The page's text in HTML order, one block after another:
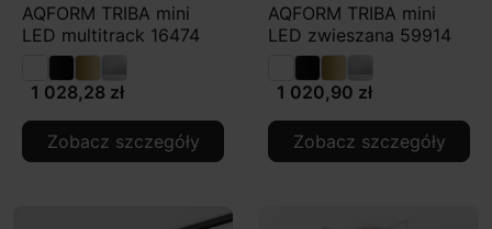
AQFORM TRIBA mini
LED multitrack 16474
1 028,28 zł
Zobacz szczegóły
AQFORM TRIBA mini
LED zwieszana 59914
1 020,90 zł
Zobacz szczegóły